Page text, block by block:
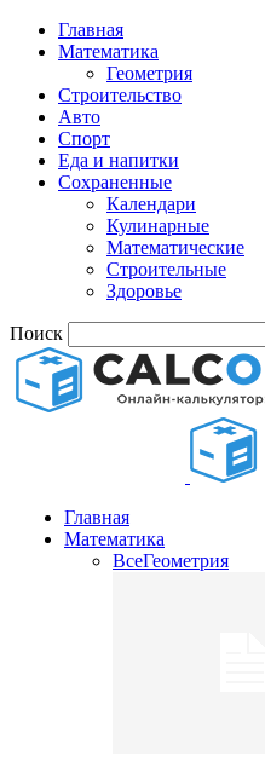
Главная
Математика
Геометрия
Строительство
Авто
Спорт
Еда и напитки
Сохраненные
Календари
Кулинарные
Математические
Строительные
Здоровье
Поиск
Главная
Математика
ВсеГеометрия